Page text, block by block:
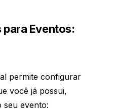
Eventos:
permite configurar
você já possui,
seu evento: